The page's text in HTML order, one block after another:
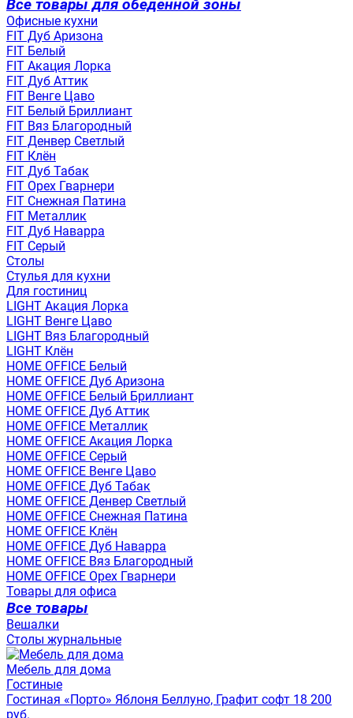
Все товары для обеденной зоны
Офисные кухни
FIT Дуб Аризона
FIT Белый
FIT Акация Лорка
FIT Дуб Аттик
FIT Венге Цаво
FIT Белый Бриллиант
FIT Вяз Благородный
FIT Денвер Светлый
FIT Клён
FIT Дуб Табак
FIT Орех Гварнери
FIT Снежная Патина
FIT Металлик
FIT Дуб Наварра
FIT Серый
Столы
Стулья для кухни
Для гостиниц
LIGHT Акация Лорка
LIGHT Венге Цаво
LIGHT Вяз Благородный
LIGHT Клён
HOME OFFICE Белый
HOME OFFICE Дуб Аризона
HOME OFFICE Белый Бриллиант
HOME OFFICE Дуб Аттик
HOME OFFICE Металлик
HOME OFFICE Акация Лорка
HOME OFFICE Серый
HOME OFFICE Венге Цаво
HOME OFFICE Дуб Табак
HOME OFFICE Денвер Светлый
HOME OFFICE Снежная Патина
HOME OFFICE Клён
HOME OFFICE Дуб Наварра
HOME OFFICE Вяз Благородный
HOME OFFICE Орех Гварнери
Товары для офиса
Все товары
Вешалки
Столы журнальные
Мебель для дома
Гостиные
Гостиная «Порто» Яблоня Беллуно, Графит софт 18 200
руб.